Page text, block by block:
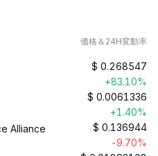
価格＆24H変動率
$ 0.268547
+83.10%
$ 0.0061336
+1.40%
Alliance
$ 0.136944
-9.70%